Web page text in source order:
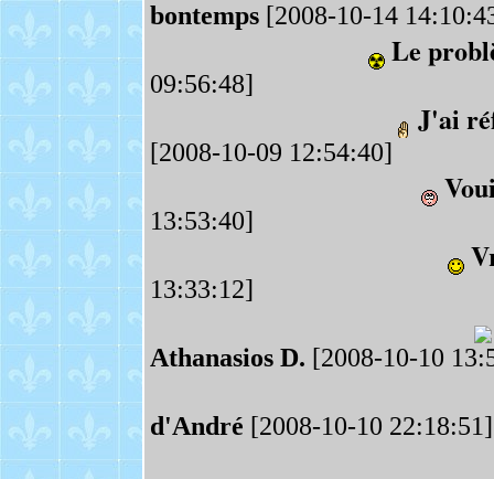
bontemps[2008-10-14
Le
09:56:48]
J'ai
[2008-10-09 12:54:40]
13:53:40]
13:33:12]
Athanasios D. [2008-10-10
d'André [2008-10-10 22:18:51]